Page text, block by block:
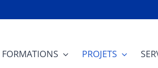
FORMATIONS PROJETS